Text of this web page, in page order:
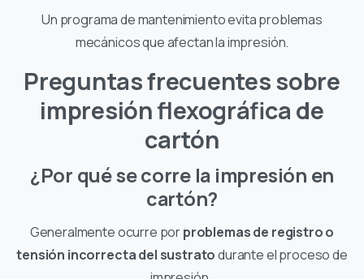
Un programa de mantenimiento evita problemas
mecánicos que afectan la impresión.
Preguntas frecuentes sobre
impresión flexográfica de
cartón
¿Por qué se corre la impresión en
cartón?
Generalmente ocurre porproblemas de registro o
tensión incorrecta del sustratodurante el proceso de